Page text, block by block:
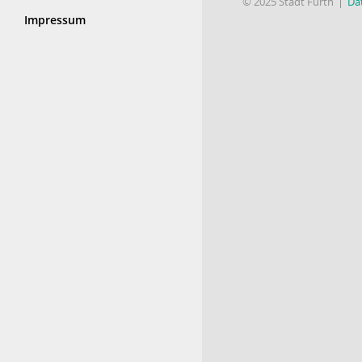
Impressum